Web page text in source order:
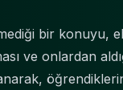
bir konuyu,
ve onlardan